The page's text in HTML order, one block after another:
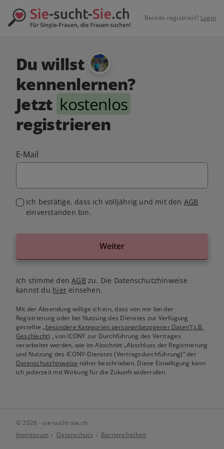
Bereits registriert? Login
Du willst
kennenlernen?
Jetzt kostenlos
registrieren
E-Mail
Ich bestätige, dass ich volljährig und mit den AGB
einverstanden bin.
Weiter
Ich stimme denAGB zu. Die Datenschutzhinweise
kannst du hiereinsehen.
Mit der Absendung willige ich ein, dass von mir bei der
Registrierung oder bei Nutzung des Dienstes zur Verfügung
gestellte„besondere Kategorien personenbezogener Daten“(z.B.
Geschlecht) , von ICONY zur Durchführung des Vertrages
verarbeitet werden, wie im Abschnitt „Abschluss der Registrierung
und Nutzung des ICONY-Dienstes (Vertragsdurchführung)“ der
Datenschutzhinweise näher beschrieben. Diese Einwilligung kann
ich jederzeit mit Wirkung für die Zukunft widerrufen.
© 2026 - sie-sucht-sie.ch
Impressum
Datenschutz Barrierefreiheit